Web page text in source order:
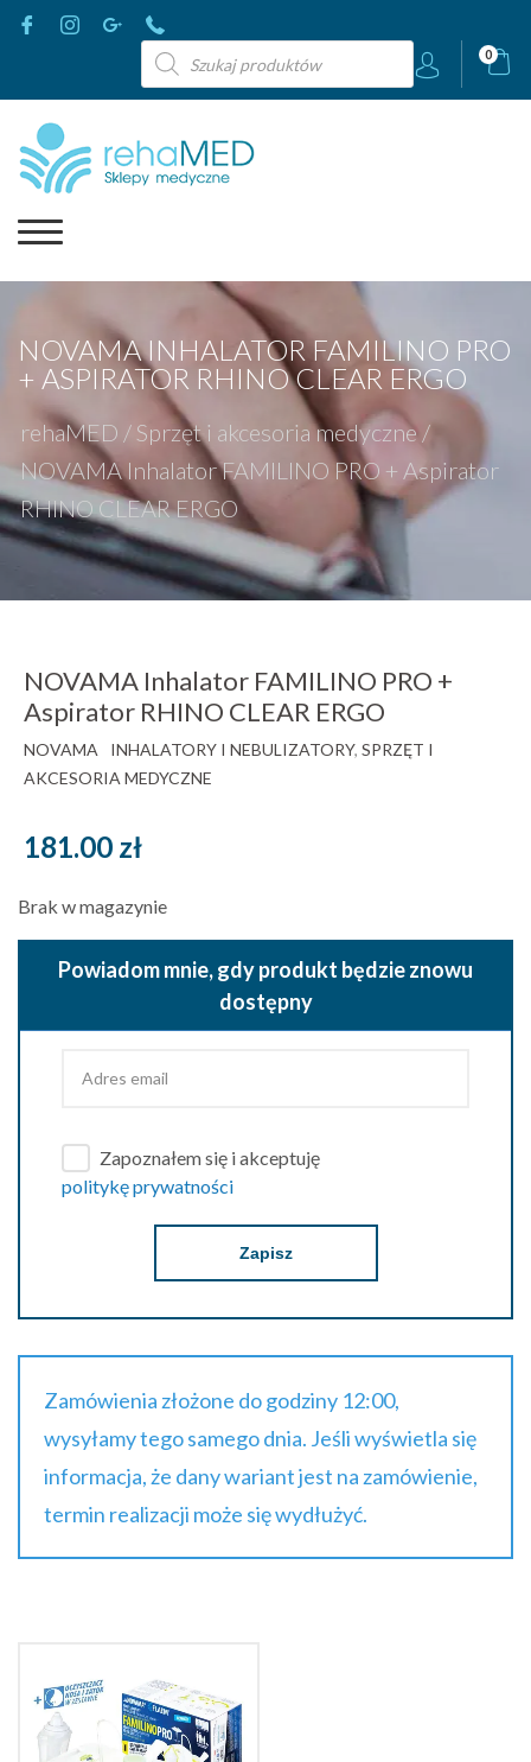
Wyszukiwarka
produktów
0
NOVAMA INHALATOR FAMILINO PRO
+ ASPIRATOR RHINO CLEAR ERGO
rehaMED / Sprzęt i akcesoria medyczne /
NOVAMA Inhalator FAMILINO PRO + Aspirator
RHINO CLEAR ERGO
NOVAMA Inhalator FAMILINO PRO +
Aspirator RHINO CLEAR ERGO
NOVAMA INHALATORY I NEBULIZATORY, SPRZĘT I
AKCESORIA MEDYCZNE
181.00 zł
Brak w magazynie
Powiadom mnie, gdy produkt będzie znowu
dostępny
Zapoznałem się i akceptuję
politykę prywatności
Zapisz
Zamówienia złożone do godziny 12:00,
wysyłamy tego samego dnia. Jeśli wyświetla się
informacja, że dany wariant jest na zamówienie,
termin realizacji może się wydłużyć.